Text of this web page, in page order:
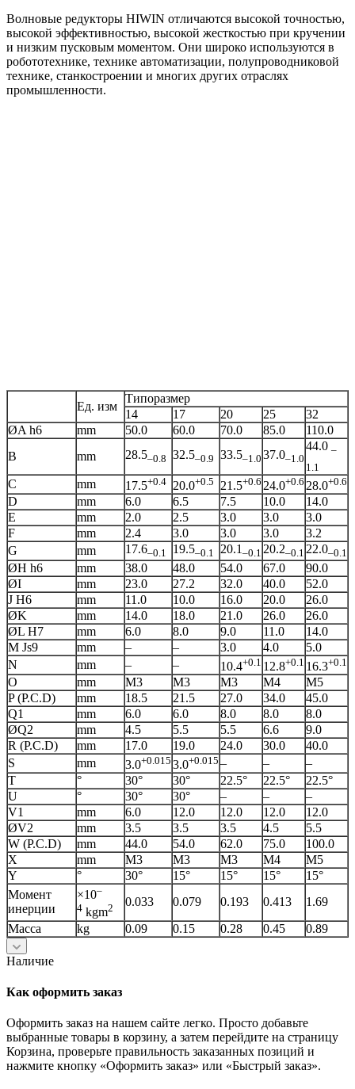
Волновые редукторы HIWIN отличаются высокой точностью,
высокой эффективностью, высокой жесткостью при кручении
и низким пусковым моментом. Они широко используются в
робототехнике, технике автоматизации, полупроводниковой
технике, станкостроении и многих других отраслях
промышленности.
Ед. изм
Типоразмер
14
17 20 25
32
ØA h6
mm 50.0 60.0 70.0 85.0
110.0
B
mm 28.5–0.8 32.5–0.9 33.5–1.0 37.0–1.0
44.0 –
1.1
C mm 17.5+0.4 20.0+0.5 21.5+0.6 24.0+0.6 28.0+0.6
D mm 6.0 6.5 7.5 10.0
14.0
E
mm 2.0 2.5 3.0 3.0
3.0
F
mm 2.4 3.0 3.0 3.0
3.2
G
mm 17.6–0.1 19.5–0.1 20.1 –0.1 20.2–0.1 22.0–0.1
ØH h6 mm 38.0 48.0 54.0 67.0
90.0
ØI
mm 23.0 27.2 32.0 40.0
52.0
J H6
mm 11.0 10.0 16.0 20.0
26.0
ØK
mm 14.0 18.0 21.0 26.0
26.0
ØL H7
mm 6.0 8.0 9.0 11.0
14.0
M Js9
mm – – 3.0 4.0
5.0
N
mm – – 10.4+0.1 12.8+0.1 16.3+0.1
O mm M3 M3 M3 M4
M5
P (P.C.D)
mm 18.5 21.5 27.0 34.0
45.0
Q1
mm 6.0 6.0 8.0 8.0
8.0
ØQ2
mm 4.5 5.5 5.5 6.6
9.0
R (P.C.D)
mm 17.0 19.0 24.0 30.0
40.0
S
mm 3.0+0.015 3.0+0.015 – –
–
T
° 30° 30° 22.5° 22.5°
22.5°
U
° 30° 30° – –
–
V1
mm 6.0 12.0 12.0 12.0
12.0
ØV2
mm 3.5 3.5 3.5 4.5
5.5
W (P.C.D)
mm 44.0 54.0 62.0 75.0
100.0
X
mm M3 M3 M3 M4
M5
Y
° 30° 15° 15° 15°
15°
Момент
инерции
×10–
4 kgm2 0.033 0.079 0.193 0.413
1.69
Масса
kg 0.09 0.15 0.28 0.45 0.89
Наличие
Как оформить заказ
Оформить заказ на нашем сайте легко. Просто добавьте
выбранные товары в корзину, а затем перейдите на страницу
Корзина, проверьте правильность заказанных позиций и
нажмите кнопку «Оформить заказ» или «Быстрый заказ».